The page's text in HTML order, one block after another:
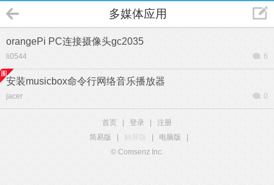
多媒体应用
orangePi PC连接摄像头gc2035
li0544 6
安装musicbox命令行网络音乐播放器
jacer 0
首页 登录
注册
简易版
触屏版 电脑版
© Comsenz Inc.